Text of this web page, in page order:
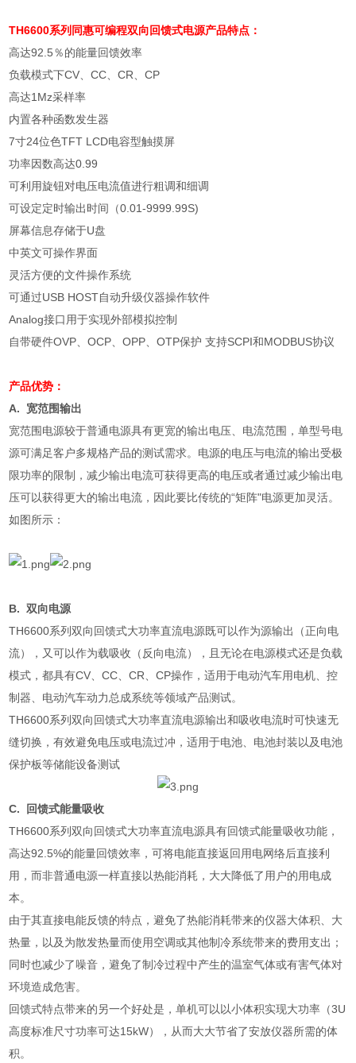
TH6600系列同惠可编程双向回馈式电源产品特点：
高达92.5％的能量回馈效率
负载模式下CV 、CC 、CR 、CP
高达1Mz采样率
内置各种函数发生器
7寸24位色TFT LCD电容型触摸屏
功率因数高达0.99
可利用旋钮对电压电流值进行粗调和细调
可设定定时输出时间（0.01-9999.99S)
屏幕信息存储于U盘
中英文可操作界面
灵活方便的文件操作系统
可通过USB HOST自动升级仪器操作软件
Analog接口用于实现外部模拟控制
自带硬件OVP 、OCP 、OPP 、OTP保护 支持SCPI和MODBUS协议
产品优势：
A. 宽范围输出
宽范围电源较于普通电源具有更宽的输出电压、电流范围，单型号电
源可满足客户多规格产品的测试需求。电源的电压与电流的输出受极
限功率的限制，减少输出电流可获得更高的电压或者通过减少输出电
压可以获得更大的输出电流，因此要比传统的“矩阵"电源更加灵活。
如图所示：
B.双向电源
TH6600系列双向回馈式大功率直流电源既可以作为源输出（正向电
流），又可以作为载吸收（反向电流），且无论在电源模式还是负载
模式，都具有CV 、CC 、CR 、CP操作，适用于电动汽车用电机、控
制器、电动汽车动力总成系统等领域产品测试。
TH6600系列双向回馈式大功率直流电源输出和吸收电流时可快速无
缝切换，有效避免电压或电流过冲，适用于电池、电池封装以及电池
保护板等储能设备测试
C.
回馈式能量吸收
TH6600系列双向回馈式大功率直流电源具有回馈式能量吸收功能，
高达92.5%的能量回馈效率，可将电能直接返回用电网络后直接利
用，而非普通电源一样直接以热能消耗，大大降低了用户的用电成
本。
由于其直接电能反馈的特点，避免了热能消耗带来的仪器大体积、大
热量，以及为散发热量而使用空调或其他制冷系统带来的费用支出；
同时也减少了噪音，避免了制冷过程中产生的温室气体或有害气体对
环境造成危害。
回馈式特点带来的另一个好处是，单机可以以小体积实现大功率（3U
高度标准尺寸功率可达15kW），从而大大节省了安放仪器所需的体
积。